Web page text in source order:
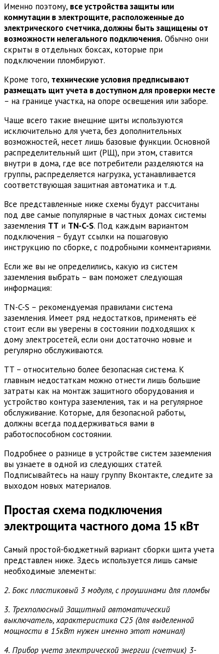
Именно поэтому, все устройства защиты или
коммутации в электрощите, расположенные до
электрического счетчика, должны быть защищены от
возможности нелегального подключения. Обычно они
скрыты в отдельных боксах, которые при
подключении пломбируют.
Кроме того, технические условия предписывают
размещать щит учета в доступном для проверки месте
– на границе участка, на опоре освещения или заборе.
Чаще всего такие внещние щиты используются
исключительно для учета, без дополнительных
возможностей, несет лишь базовые функции. Основной
распределительный щит (РЩ), при этом, ставится
внутри в дома, где все потребители разделяются на
группы, распределяется нагрузка, устанавливается
соответствующая защитная автоматика и т.д.
Все представленные ниже схемы будут рассчитаны
под две самые популярные в частных домах системы
заземления TT и TN-C-S. Под каждым вариантом
подключения – будут ссылки на пошаговую
инструкцию по сборке, с подробными комментариями.
Если же вы не определились, какую из систем
заземления выбрать – вам поможет следующая
информация:
TN-C-S – рекомендуемая правилами система
заземления. Имеет ряд недостатков, применять её
стоит если вы уверены в состоянии подходящих к
дому электросетей, если они достаточно новые и
регулярно обслуживаются.
TT – относительно более безопасная система. К
главным недостаткам можно отнести лишь большие
затраты как на монтаж защитного оборудования и
устройство контура заземления, так и на регулярное
обслуживание. Которые, для безопасной работы,
должны всегда поддерживаться вами в
работоспособном состоянии.
Подробнее о разнице в устройстве систем заземления
вы узнаете в одной из следующих статей.
Подписывайтесь на нашу группу Вконтакте, следите за
выходом новых материалов.
Простая схема подключения
электрощита частного дома 15 кВт
Самый простой-бюджетный вариант сборки щита учета
представлен ниже. Здесь используется лишь самые
необходимые элементы:
2. Бокс пластиковый 3 модуля, с проушинами для пломбы
3. Трехполюсный Защитный автоматический
выключатель, характеристика С25 (для выделенной
мощности в 15кВт нужен именно этот номинал)
4. Прибор учета электрической энергии (счетчик) 3-